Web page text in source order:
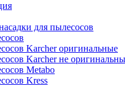
для пылесосов
Karcher оригинальные
Karcher не
Metabo
Kress